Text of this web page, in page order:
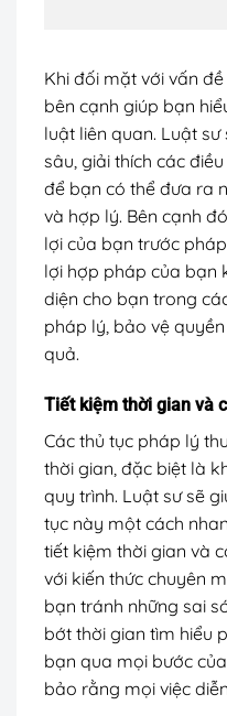
Khi đối mặt với vấn
bên cạnh giúp bạn
luật liên quan. Luật
sâu, giải thích các
để bạn có thể đưa ra
và hợp lý. Bên cạnh
lợi của bạn trước
lợi hợp pháp của bạn
diện cho bạn trong
pháp lý, bảo vệ
quả.
Tiết kiệm thời gian và
Các thủ tục pháp lý
thời gian, đặc biệt là
quy trình. Luật sư sẽ
tục này một cách
tiết kiệm thời gian và
với kiến thức chuyên
bạn tránh những sai
bớt thời gian tìm hiểu
bạn qua mọi bước
bảo rằng mọi việc